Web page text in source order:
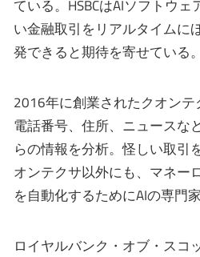
ている。HSBCはAIソフトウ
い金融取引をリアルタイムに
発できると期待を寄せている。
2016年に創業されたクオンテ
電話番号、住所、ニュースな
らの情報を分析。怪しい取引
オンテクサ以外にも、マネー
を自動化するためにAIの専門
ロイヤルバンク・オブ・スコ